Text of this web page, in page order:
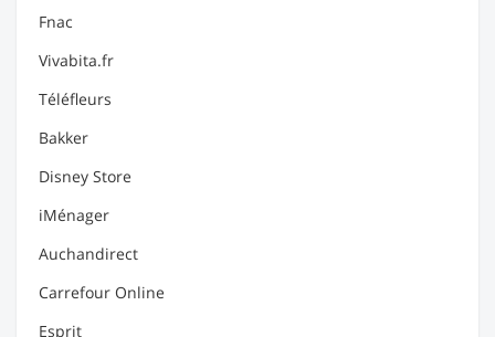
Fnac
Vivabita.fr
Téléfleurs
Bakker
Disney Store
iMénager
Auchandirect
Carrefour Online
Esprit